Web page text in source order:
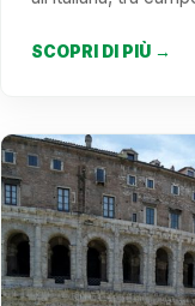
SCOPRI DI PIÙ →